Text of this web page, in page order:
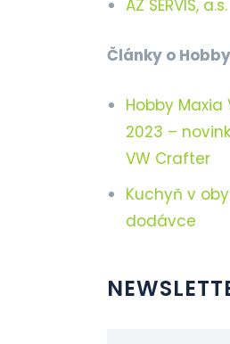
AZ SERVIS, a.s.
Články o
Hobby Maxia
2023 –
VW Crafter
Kuchyň v
dodávce